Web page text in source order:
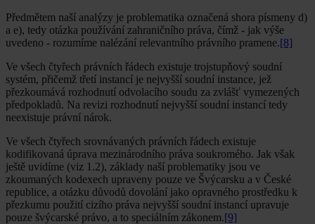
Předmětem naší analýzy je problematika označená shora písmeny d)
a e), tedy otázka používání zahraničního práva, čímž - jak výše
uvedeno - rozumíme nalézání relevantního právního pramene.[8]
Ve všech čtyřech právních řádech existuje trojstupňový soudní
systém, přičemž třetí instancí je nejvyšší soudní instance, jež
přezkoumává rozhodnutí odvolacího soudu za zvlášť vymezených
předpokladů. Na revizi rozhodnutí nejvyšší soudní instancí tedy
neexistuje právní nárok.
Ve všech čtyřech srovnávaných právních řádech existuje
kodifikovaná úprava mezinárodního práva soukromého. Jak však
ještě uvidíme (viz 1.2), základy naší problematiky jsou ve
zkoumaných kodexech upraveny pouze ve Švýcarsku a v České
republice, a otázku důvodů dovolání jako opravného prostředku k
přezkumu použití cizího práva nejvyšší soudní instancí upravuje
pouze švýcarské právo, a to speciálním zákonem.[9]